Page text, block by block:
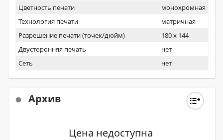
Цветность печати
монохромная
Технология печати
матричная
Разрешение печати (точек/дюйм)
180 x 144
Двусторонняя печать
нет
Сеть
нет
Архив
Цена недоступна